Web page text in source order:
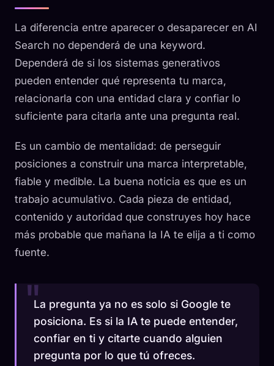
La diferencia entre aparecer o desaparecer en AI
Search no dependerá de una keyword.
Dependerá de si los sistemas generativos
pueden entender qué representa tu marca,
relacionarla con una entidad clara y confiar lo
suficiente para citarla ante una pregunta real.
Es un cambio de mentalidad: de perseguir
posiciones a construir una marca interpretable,
fiable y medible. La buena noticia es que es un
trabajo acumulativo. Cada pieza de entidad,
contenido y autoridad que construyes hoy hace
más probable que mañana la IA te elija a ti como
fuente.
La pregunta ya no es solo si Google te
posiciona. Es si la IA te puede entender,
confiar en ti y citarte cuando alguien
pregunta por lo que tú ofreces.